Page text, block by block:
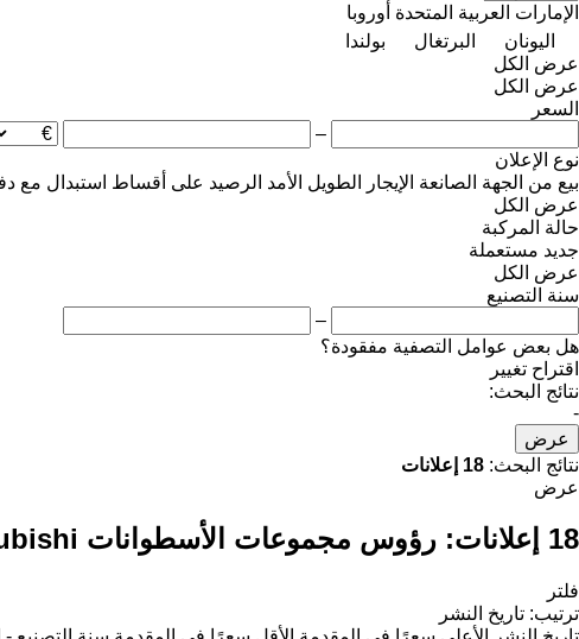
الإمارات العربية المتحدة أوروبا
اليونان
البرتغال
بولندا
عرض الكل
عرض الكل
السعر
–
نوع الإعلان
بيع من الجهة الصانعة الإيجار الطويل الأمد الرصيد على أقساط استبدال مع
عرض الكل
حالة المركبة
جديد مستعملة
عرض الكل
سنة التصنيع
–
هل بعض عوامل التصفية مفقودة؟
اقتراح تغيير
نتائج البحث:
-
عرض
نتائج البحث: 18 إعلانات
عرض
18 إعلانات: رؤوس مجموعات الأسطوانات Mitsubishi
فلتر
ترتيب: تاريخ النشر